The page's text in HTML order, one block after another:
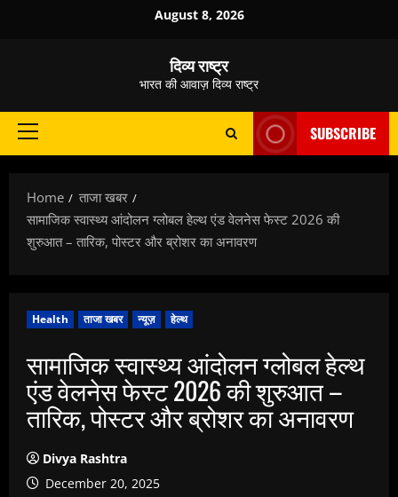
August 8, 2026
दिव्य राष्ट्र
भारत की आवाज़ दिव्य राष्ट्र
Primary
SUBSCRIBE
Home
ताजा खबर
सामाजिक स्वास्थ्य आंदोलन ग्लोबल हेल्थ एंड वेलनेस फेस्ट 2026 की
शुरुआत – तारिक, पोस्टर और ब्रोशर का अनावरण
Health ताजा खबर न्यूज़ हेल्थ
सामाजिक स्वास्थ्य आंदोलन ग्लोबल हेल्थ
एंड वेलनेस फेस्ट 2026 की शुरुआत –
तारिक, पोस्टर और ब्रोशर का अनावरण
Divya Rashtra
December 20, 2025